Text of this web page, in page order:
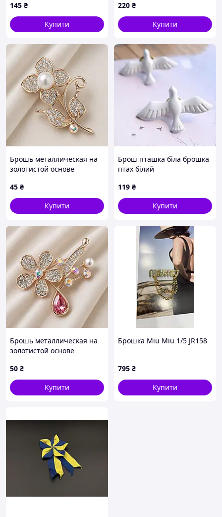
145 ₴
Купити
220 ₴
Купити
Брошь металлическая на
золотистой основе
стразами и бусиной
размер 50Х30 мм
45 ₴
Купити
Брош пташка біла брошка
птах білий
119 ₴
Купити
Брошь металлическая на
золотистой основе
цветов и бусиной размер
45Х50 мм
50 ₴
Купити
Брошка Miu Miu 1/5 JR158
795 ₴
Купити